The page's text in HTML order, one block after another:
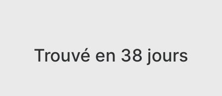
Trouvé en 38 jours